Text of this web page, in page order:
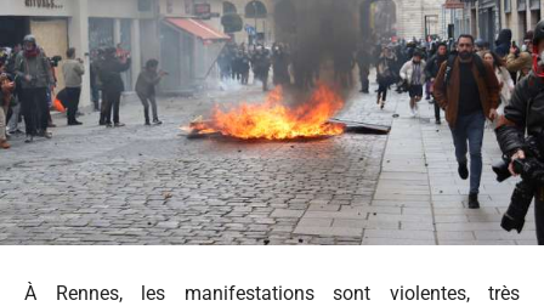
À Rennes, les manifestations sont violentes, très